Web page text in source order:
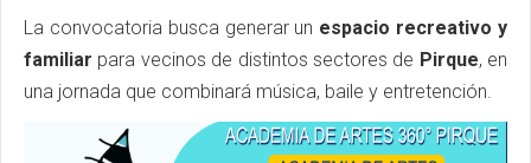
La convocatoria busca generar un espacio recreativo y
familiar para vecinos de distintos sectores de Pirque, en
una jornada que combinará música, baile y entretención.